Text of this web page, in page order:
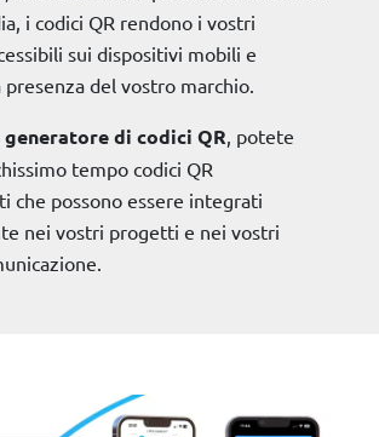
i codici QR rendono i vostri
sui dispositivi mobili e
del vostro marchio.
generatore di codici QR, potete
tempo codici QR
che possono essere integrati
nei vostri progetti e nei vostri